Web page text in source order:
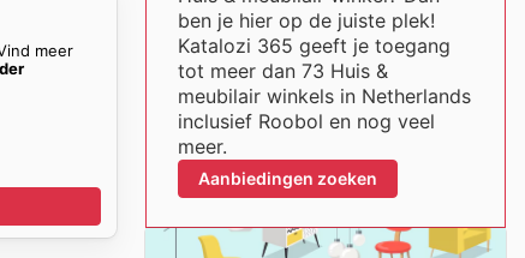
meer
ben je hier op de juiste plek!
Katalozi 365 geeft je toegang
tot meer dan 73 Huis &
meubilair winkels in Netherlands
inclusief Roobol en nog veel
meer.
Aanbiedingen zoeken